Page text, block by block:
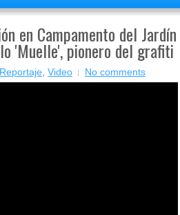
en Campamento del
'Muelle', pionero del grafiti
Reportaje, Video No comments